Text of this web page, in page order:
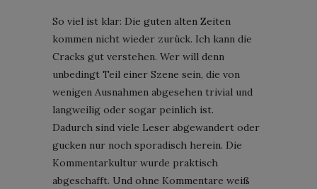
So viel ist klar: Die guten alten Zeiten
kommen nicht wieder zurück. Ich kann die
Cracks gut verstehen. Wer will denn
unbedingt Teil einer Szene sein, die von
wenigen Ausnahmen abgesehen trivial und
langweilig oder sogar peinlich ist.
Dadurch sind viele Leser abgewandert oder
gucken nur noch sporadisch herein. Die
Kommentarkultur wurde praktisch
abgeschafft. Und ohne Kommentare weiß